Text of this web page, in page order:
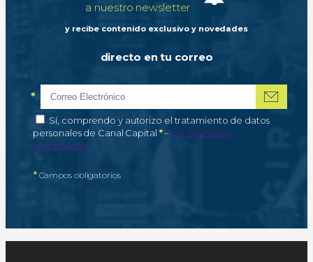
a nuestro newsletter
y recibe contenido exclusivo y novedades
directo en tu correo
Correo electrónico
*Campo obligatorio
Autorización de tratamiento de datos personales
Sí, comprendo y autorizo el tratamiento de datos
personales de Canal Capital *–Campo obligatorio
Ver Términos y
condiciones
*Campos obligatorios